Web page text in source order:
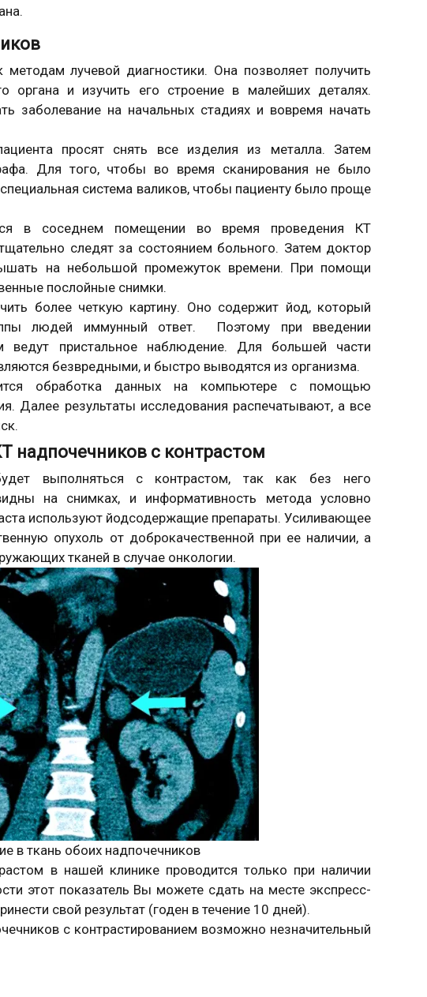
лучевой диагностики. Она позволяет получить
органа и изучить его строение в малейших деталях.
заболевание на начальных стадиях и вовремя начать
просят снять все изделия из металла. Затем
Для того, чтобы во время сканирования не было
система валиков, чтобы пациенту было проще
в соседнем помещении во время проведения КТ
следят за состоянием больного. Затем доктор
на небольшой промежуток времени. При помощи
послойные снимки.
более четкую картину. Оно содержит йод, который
людей иммунный ответ. Поэтому при введении
ведут пристальное наблюдение. Для большей части
безвредными, и быстро выводятся из организма.
обработка данных на компьютере с помощью
Далее результаты исследования распечатывают, а все
надпочечников с контрастом
выполняться с контрастом, так как без него
на снимках, и информативность метода условно
используют йодсодержащие препараты. Усиливающее
опухоль от доброкачественной при ее наличии, а
тканей в случае онкологии.
в ткань обоих надпочечников
в нашей клинике проводится только при наличии
этот показатель Вы можете сдать на месте экспресс-
свой результат (годен в течение 10 дней).
с контрастированием возможно незначительный